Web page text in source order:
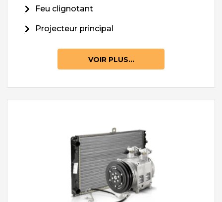
Feu clignotant
Projecteur principal
VOIR PLUS...